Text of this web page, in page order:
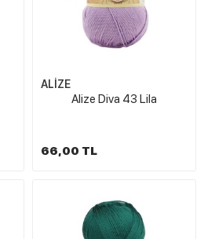
ALİZE
Alize Diva 43 Lila
66,00 TL